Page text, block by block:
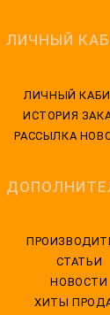
ЛИЧНЫЙ
ЛИЧНЫЙ
ИСТОРИЯ
РАССЫЛКА
СТАТЬИ
НОВОСТИ
ХИТЫ